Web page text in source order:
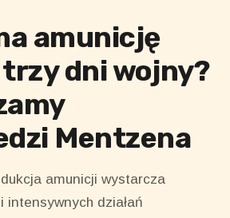
amunicję
dni wojny?
Mentzena
amunicji wystarcza
działań